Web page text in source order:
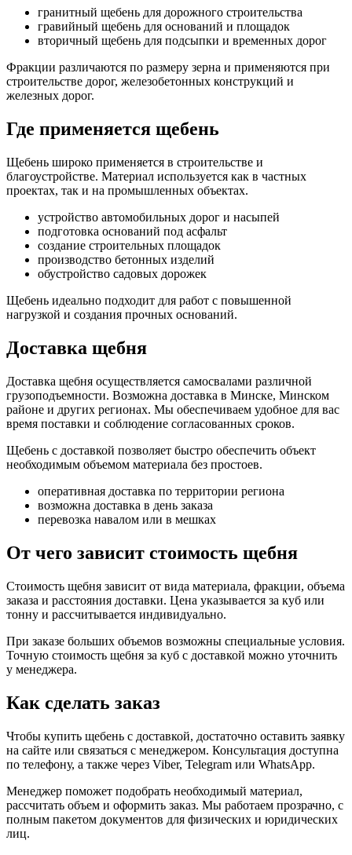
гранитный щебень для дорожного строительства
гравийный щебень для оснований и площадок
вторичный щебень для подсыпки и временных дорог
Фракции различаются по размеру зерна и применяются при
строительстве дорог, железобетонных конструкций и
железных дорог.
Где применяется щебень
Щебень широко применяется в строительстве и
благоустройстве. Материал используется как в частных
проектах, так и на промышленных объектах.
устройство автомобильных дорог и насыпей
подготовка оснований под асфальт
создание строительных площадок
производство бетонных изделий
обустройство садовых дорожек
Щебень идеально подходит для работ с повышенной
нагрузкой и создания прочных оснований.
Доставка щебня
Доставка щебня осуществляется самосвалами различной
грузоподъемности. Возможна доставка в Минске, Минском
районе и других регионах. Мы обеспечиваем удобное для вас
время поставки и соблюдение согласованных сроков.
Щебень с доставкой позволяет быстро обеспечить объект
необходимым объемом материала без простоев.
оперативная доставка по территории региона
возможна доставка в день заказа
перевозка навалом или в мешках
От чего зависит стоимость щебня
Стоимость щебня зависит от вида материала, фракции, объема
заказа и расстояния доставки. Цена указывается за куб или
тонну и рассчитывается индивидуально.
При заказе больших объемов возможны специальные условия.
Точную стоимость щебня за куб с доставкой можно уточнить
у менеджера.
Как сделать заказ
Чтобы купить щебень с доставкой, достаточно оставить заявку
на сайте или связаться с менеджером. Консультация доступна
по телефону, а также через Viber, Telegram или WhatsApp.
Менеджер поможет подобрать необходимый материал,
рассчитать объем и оформить заказ. Мы работаем прозрачно, с
полным пакетом документов для физических и юридических
лиц.